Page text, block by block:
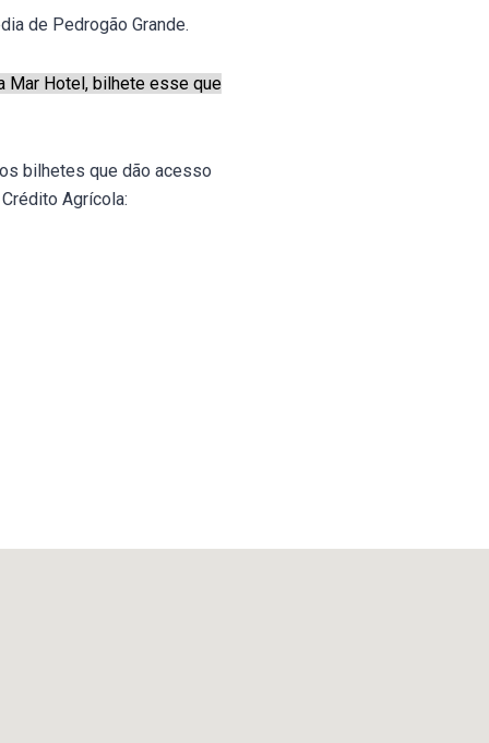
de Pedrogão Grande.
Mar Hotel, bilhete esse que
bilhetes que dão acesso
Agrícola: